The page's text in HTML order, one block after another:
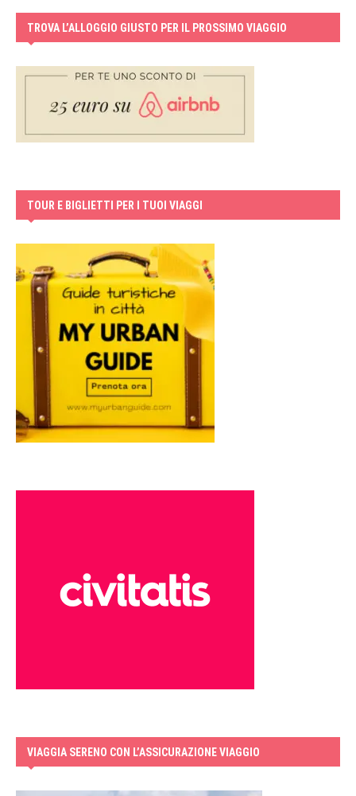
TROVA L’ALLOGGIO GIUSTO PER IL PROSSIMO VIAGGIO
TOUR E BIGLIETTI PER I TUOI VIAGGI
VIAGGIA SERENO CON L’ASSICURAZIONE VIAGGIO